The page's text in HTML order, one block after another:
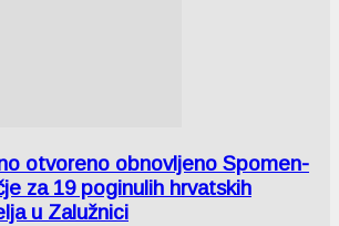
otvoreno obnovljeno Spomen-
za 19 poginulih hrvatskih
u Zalužnici